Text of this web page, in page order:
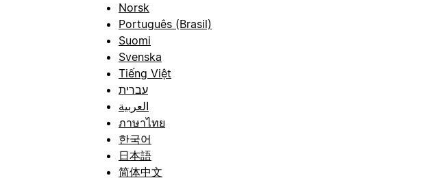
Norsk
Português (Brasil)
Suomi
Svenska
Tiếng Việt
עברית
العربية
ภาษาไทย
한국어
日本語
简体中文